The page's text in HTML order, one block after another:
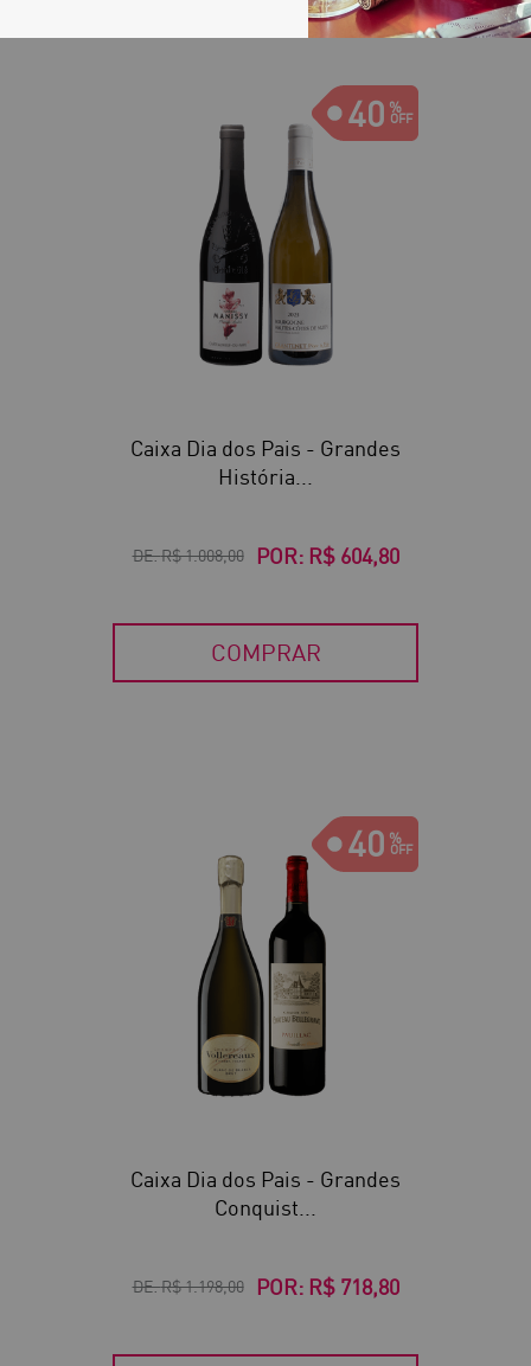
40
Caixa Dia dos Pais - Grandes
História...
DE:R$ 1.008,00 POR: R$ 604,80
COMPRAR
40
Caixa Dia dos Pais - Grandes
Conquist...
DE:R$ 1.198,00 POR: R$ 718,80